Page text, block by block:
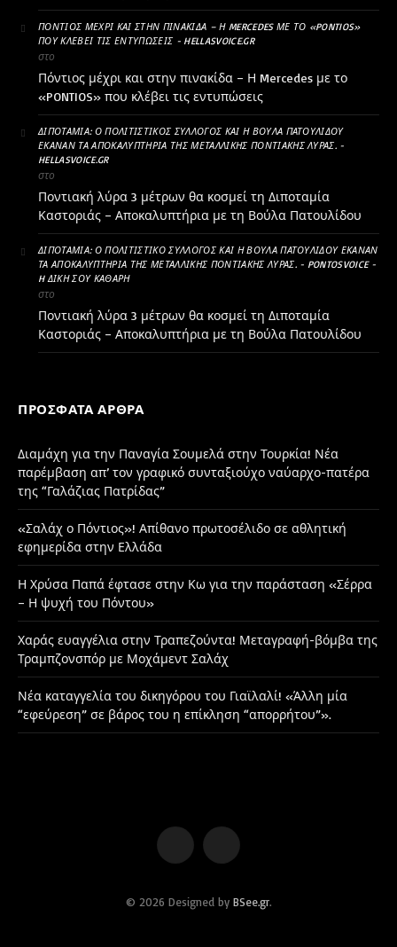
ΠΌΝΤΙΟΣ ΜΈΧΡΙ ΚΑΙ ΣΤΗΝ ΠΙΝΑΚΊΔΑ – Η MERCEDES ΜΕ ΤΟ «PONTIOS»
ΠΟΥ ΚΛΈΒΕΙ ΤΙΣ ΕΝΤΥΠΏΣΕΙΣ - HELLASVOICE.GR
στο
Πόντιος μέχρι και στην πινακίδα – Η Mercedes με το
«PONTIOS» που κλέβει τις εντυπώσεις
ΔΙΠΟΤΑΜΊΑ: Ο ΠΟΛΙΤΙΣΤΙΚΌΣ ΣΎΛΛΟΓΟΣ ΚΑΙ Η ΒΟΎΛΑ ΠΑΤΟΥΛΊΔΟΥ
ΈΚΑΝΑΝ ΤΑ ΑΠΟΚΑΛΥΠΤΉΡΙΑ ΤΗΣ ΜΕΤΑΛΛΙΚΉΣ ΠΟΝΤΙΑΚΉΣ ΛΎΡΑΣ. -
HELLASVOICE.GR
στο
Ποντιακή λύρα 3 μέτρων θα κοσμεί τη Διποταμία
Καστοριάς – Αποκαλυπτήρια με τη Βούλα Πατουλίδου
ΔΙΠΟΤΑΜΊΑ: Ο ΠΟΛΙΤΙΣΤΙΚΌ ΣΎΛΛΟΓΟΣ ΚΑΙ Η ΒΟΎΛΑ ΠΑΤΟΥΛΊΔΟΥ ΈΚΑΝΑΝ
ΤΑ ΑΠΟΚΑΛΥΠΤΉΡΙΑ ΤΗΣ ΜΕΤΑΛΛΙΚΉΣ ΠΟΝΤΙΑΚΉΣ ΛΎΡΑΣ. - PONTOSVOICE -
H ΔΙΚΉ ΣΟΥ ΚΑΘΑΡΗ
στο
Ποντιακή λύρα 3 μέτρων θα κοσμεί τη Διποταμία
Καστοριάς – Αποκαλυπτήρια με τη Βούλα Πατουλίδου
ΠΡΌΣΦΑΤΑ ΆΡΘΡΑ
Διαμάχη για την Παναγία Σουμελά στην Τουρκία! Νέα
παρέμβαση απ’ τον γραφικό συνταξιούχο ναύαρχο-πατέρα
της “Γαλάζιας Πατρίδας”
«Σαλάχ ο Πόντιος»! Απίθανο πρωτοσέλιδο σε αθλητική
εφημερίδα στην Ελλάδα
Η Χρύσα Παπά έφτασε στην Κω για την παράσταση «Σέρρα
– Η ψυχή του Πόντου»
Χαράς ευαγγέλια στην Τραπεζούντα! Μεταγραφή-βόμβα της
Τραμπζονσπόρ με Μοχάμεντ Σαλάχ
Νέα καταγγελία του δικηγόρου του Γιαϊλαλί! «Άλλη μία
“εφεύρεση” σε βάρος του η επίκληση “απορρήτου”».
Facebook Instagram
© 2026 Designed by BSee.gr.